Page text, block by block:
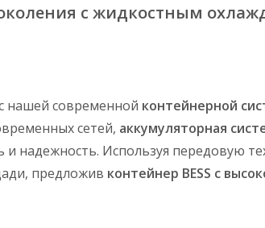
с жидкостным
нашей современной контейнерной
сетей, аккумуляторная
надежность. Используя передовую
предложив контейнер BESS с